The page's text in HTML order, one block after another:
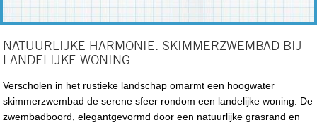
NATUURLIJKE HARMONIE: SKIMMERZWEMBAD BIJ
LANDELIJKE WONING
Verscholen in het rustieke landschap omarmt een hoogwater
skimmerzwembad de serene sfeer rondom een landelijke woning. De
zwembadboord, elegantgevormd door een natuurlijke grasrand en